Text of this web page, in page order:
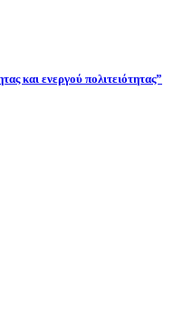
και ενεργού πολιτειότητας”